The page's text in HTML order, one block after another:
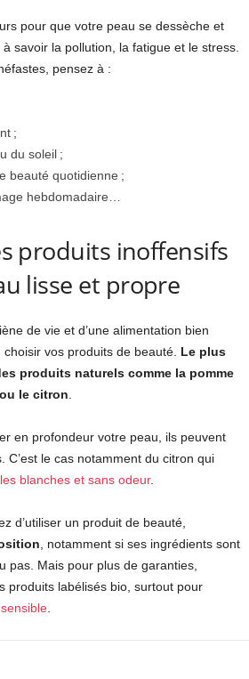
pour que votre peau se dessèche et
savoir la pollution, la fatigue et le stress.
pensez à :
;
du soleil ;
beauté quotidienne ;
hebdomadaire…
produits inoffensifs
lisse et propre
de vie et d’une alimentation bien
vos produits de beauté. Le plus
produits naturels comme la pomme
le citron
en profondeur votre peau, ils peuvent
C’est le cas notamment du citron qui
blanches et sans odeur.
d’utiliser un produit de beauté,
, notamment si ses ingrédients sont
pas. Mais pour plus de garanties,
produits labélisés bio, surtout pour